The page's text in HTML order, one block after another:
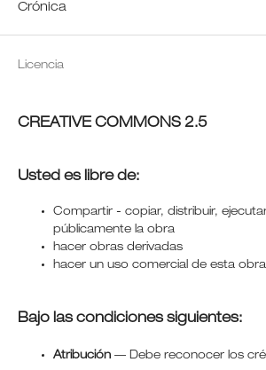
Crónica
Licencia
CREATIVE COMMONS 2.5
Usted es libre de:
Compartir - copiar, distribuir,
públicamente la obra
hacer obras derivadas
hacer un uso comercial de esta obra
Bajo las condiciones siguientes:
Atribución— Debe reconocer los